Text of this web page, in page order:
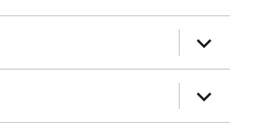
öffnen
öffnen